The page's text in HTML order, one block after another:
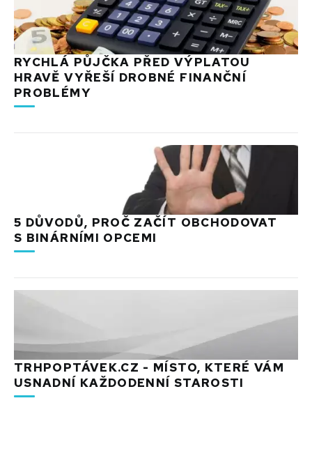
RYCHLÁ PŮJČKA PŘED VÝPLATOU
HRAVĚ VYŘEŠÍ DROBNÉ FINANČNÍ
PROBLÉMY
5 DŮVODŮ, PROČ ZAČÍT OBCHODOVAT
S BINÁRNÍMI OPCEMI
TRHPOPTÁVEK.CZ - MÍSTO, KTERÉ VÁM
USNADNÍ KAŽDODENNÍ STAROSTI